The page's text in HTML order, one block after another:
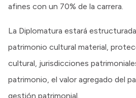
afines con un 70% de la carrera.
La Diplomatura estará
patrimonio cultural material,
cultural, jurisdicciones
patrimonio, el valor agregado del
gestión patrimonial.